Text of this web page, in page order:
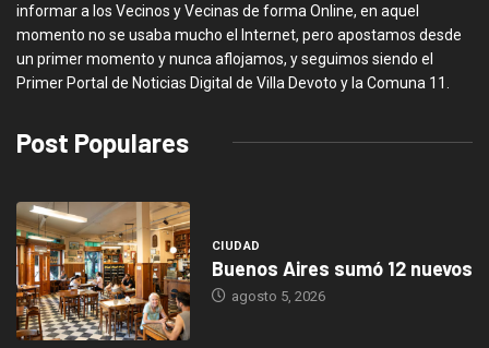
informar a los Vecinos y Vecinas de forma Online, en aquel
momento no se usaba mucho el Internet, pero apostamos desde
un primer momento y nunca aflojamos, y seguimos siendo el
Primer Portal de Noticias Digital de Villa Devoto y la Comuna 11.
Post Populares
CIUDAD
Buenos Aires sumó 12 nuevos
agosto 5, 2026